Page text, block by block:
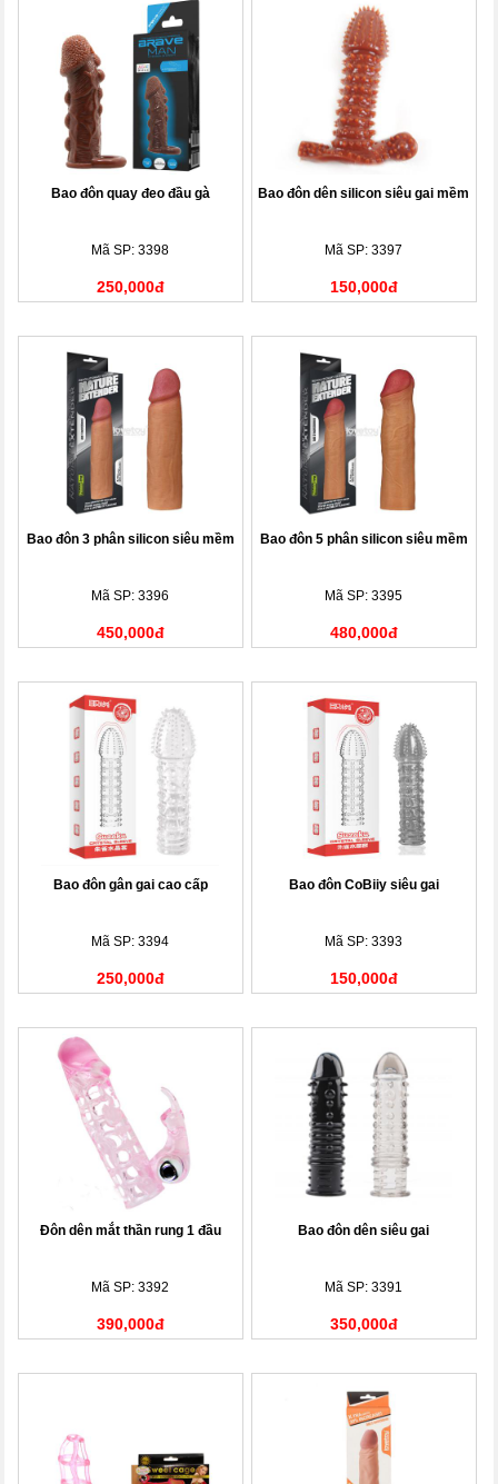
Bao đôn quay đeo đầu gà
Mã SP: 3398
250,000đ
Bao đôn dên silicon siêu gai mềm
Mã SP: 3397
150,000đ
Bao đôn 3 phân silicon siêu mềm
Mã SP: 3396
450,000đ
Bao đôn 5 phân silicon siêu mềm
Mã SP: 3395
480,000đ
Bao đôn gân gai cao cấp
Mã SP: 3394
250,000đ
Bao đôn CoBiiy siêu gai
Mã SP: 3393
150,000đ
Đôn dên mắt thần rung 1 đầu
Mã SP: 3392
390,000đ
Bao đôn dên siêu gai
Mã SP: 3391
350,000đ